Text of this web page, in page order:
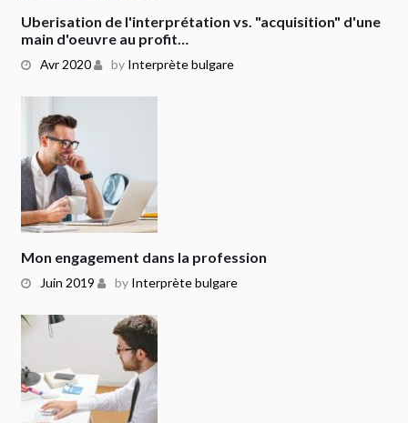
Avr 2020 by Interprète bulgare
Uberisation de l'interprétation vs. "acquisition" d'une
main d'oeuvre au profit…
Juin 2019 by Interprète bulgare
Mon engagement dans la profession